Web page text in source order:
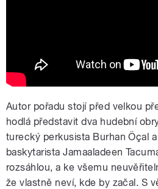
Autor pořadu stojí před velkou
hodlá představit dva hudební
turecký perkusista Burhan Öçal
baskytarista Jamaaladeen
rozsáhlou, a ke všemu
že vlastně neví, kde by začal. S